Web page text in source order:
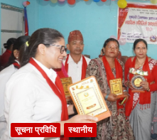
सूचना प्रविधि स्थानीय